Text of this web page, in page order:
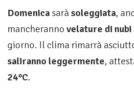
Domenicasarà soleggiata,
mancheranno velature di
giorno. Il clima rimarrà
saliranno leggermente,
24°C.